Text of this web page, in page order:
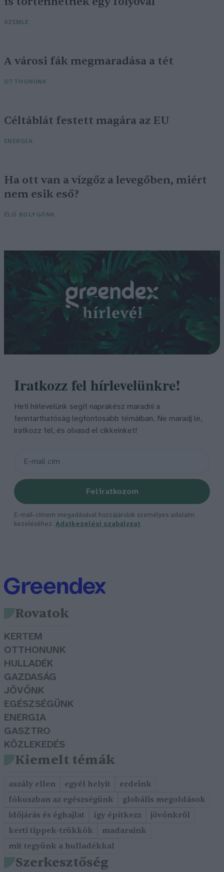
SZEMLE
A városi fák megmaradása a tét
OTTHONUNK
Céltáblát festett magára az EU
ENERGIA
Ha ott van a vízgőz a levegőben, miért
nem esik eső?
ÉLŐ BOLYGÓNK
Iratkozz fel hírlevelünkre!
Heti hírlevelünk segít naprakész maradni a
fenntarthatóság legfontosabb témáiban. Ne maradj le,
iratkozz fel, és olvasd el cikkeinket!
Feliratkozom
E-mail-címem megadásával hozzájárulok személyes adataim
kezeléséhez. Adatkezelési szabályzat
Rovatok
KERTEM
OTTHONUNK
HULLADÉK
GAZDASÁG
JÖVŐNK
EGÉSZSÉGÜNK
ENERGIA
GASZTRO
KÖZLEKEDÉS
Kiemelt témák
aszály ellen egyél helyit
erdeink
fókuszban az egészségünk
globális megoldások
időjárás és éghajlat
így építkezz
jövőnkről
kerti tippek-trükkök
madaraink
mit tegyünk a hulladékkal
Szerkesztőség